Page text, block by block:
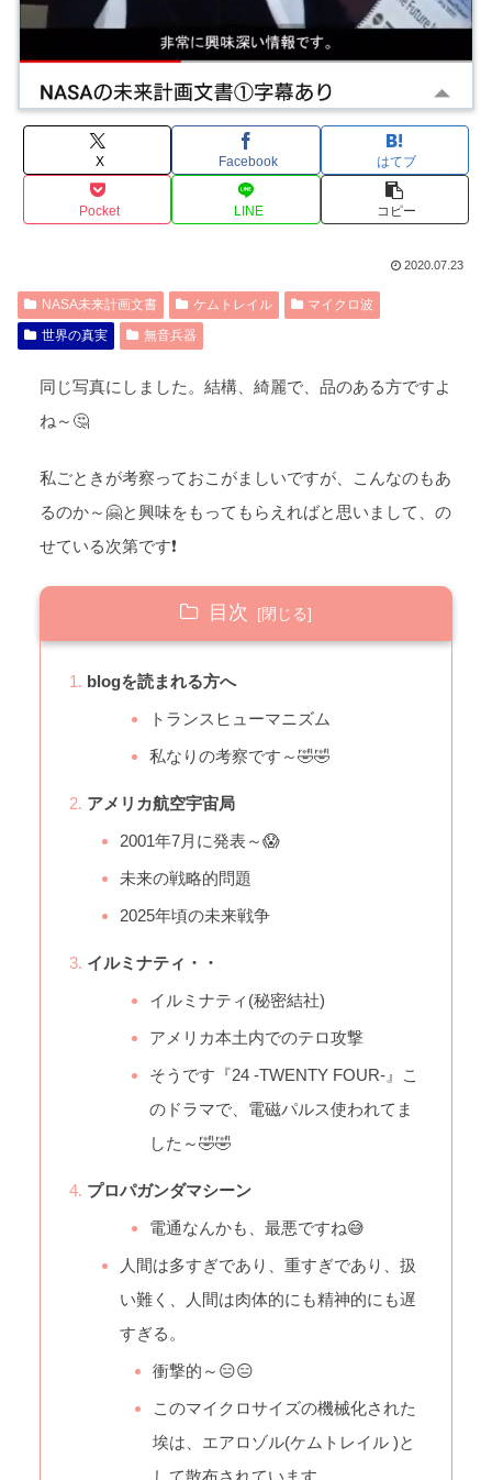
X Facebook はてブ
Pocket LINE コピー
2020.07.23
NASA未来計画文書 ケムトレイル
マイクロ波
世界の真実
無音兵器
同じ写真にしました。結構、綺麗で、品のある方ですよ
ね～🤔
私ごときが考察っておこがましいですが、こんなのもあ
るのか～🤗と興味をもってもらえればと思いまして、の
せている次第です❗
目次
blogを読まれる方へ
トランスヒューマニズム
私なりの考察です～🤣🤣
アメリカ航空宇宙局
2001年7月に発表～😱
未来の戦略的問題
2025年頃の未来戦争
イルミナティ・・
イルミナティ(秘密結社)
アメリカ本土内でのテロ攻撃
そうです『24 -TWENTY FOUR-』こ
のドラマで、電磁パルス使われてま
した～🤣🤣
プロパガンダマシーン
電通なんかも、最悪ですね😅
人間は多すぎであり、重すぎであり、扱
い難く、人間は肉体的にも精神的にも遅
すぎる。
衝撃的～😑😑
このマイクロサイズの機械化された
埃は、エアロゾル(ケムトレイル )と
して散布されています。